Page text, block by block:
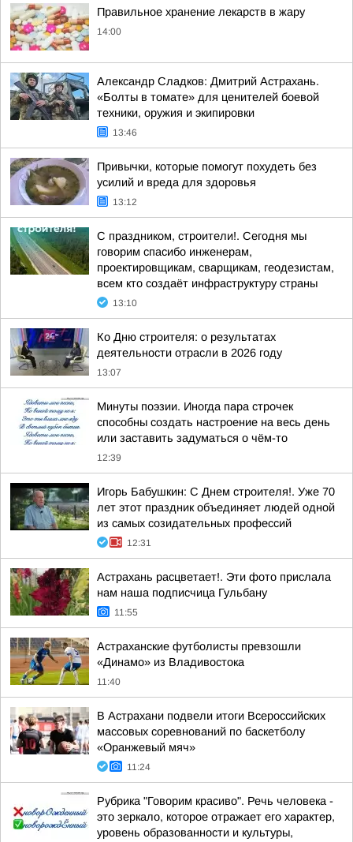
Правильное хранение лекарств в жару
14:00
Александр Сладков: Дмитрий Астрахань.
«Болты в томате» для ценителей боевой
техники, оружия и экипировки
13:46
Привычки, которые помогут похудеть без
усилий и вреда для здоровья
13:12
С праздником, строители!. Сегодня мы
говорим спасибо инженерам,
проектировщикам, сварщикам, геодезистам,
всем кто создаёт инфраструктуру страны
13:10
Ко Дню строителя: о результатах
деятельности отрасли в 2026 году
13:07
Минуты поэзии. Иногда пара строчек
способны создать настроение на весь день
или заставить задуматься о чём-то
12:39
Игорь Бабушкин: С Днем строителя!. Уже 70
лет этот праздник объединяет людей одной
из самых созидательных профессий
12:31
Астрахань расцветает!. Эти фото прислала
нам наша подписчица Гульбану
11:55
Астраханские футболисты превзошли
«Динамо» из Владивостока
11:40
В Астрахани подвели итоги Всероссийских
массовых соревнований по баскетболу
«Оранжевый мяч»
11:24
Рубрика "Говорим красиво". Речь человека -
это зеркало, которое отражает его характер,
уровень образованности и культуры,